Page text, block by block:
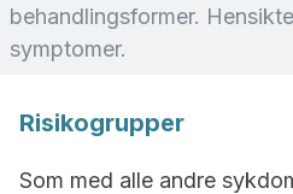
behandlingsformer.
symptomer.
Risikogrupper
Som med alle andre